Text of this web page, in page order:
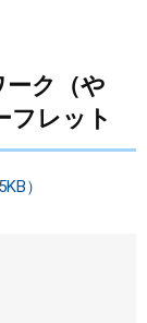
ーク（や
フレット
）